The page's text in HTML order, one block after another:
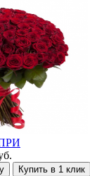
Купить в 1 клик